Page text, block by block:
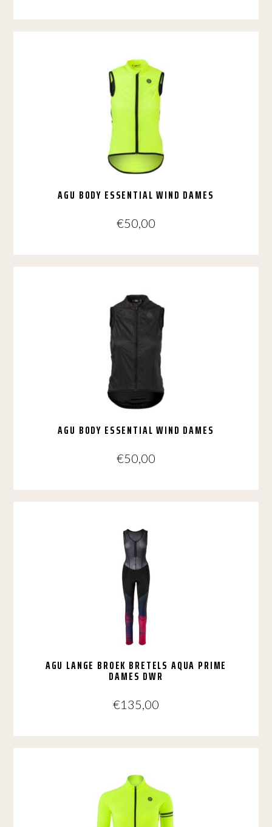
meerdere
variaties.
Deze
optie
gekozen
worden
op
de
productpagina
AGU BODY ESSENTIAL WIND DAMES
€50,00
meerdere
variaties.
Deze
gekozen
worden
productpagina
AGU BODY ESSENTIAL WIND DAMES
€50,00
meerdere
variaties.
Deze
optie
kan
gekozen
worden
op
de
productpagina
AGU LANGE BROEK BRETELS AQUA PRIME
DAMES DWR
€135,00
meerdere
variaties.
Deze
optie